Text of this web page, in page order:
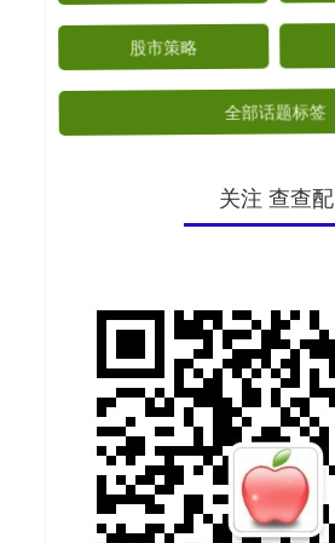
股市策略
全部话题标签
关注 查查配